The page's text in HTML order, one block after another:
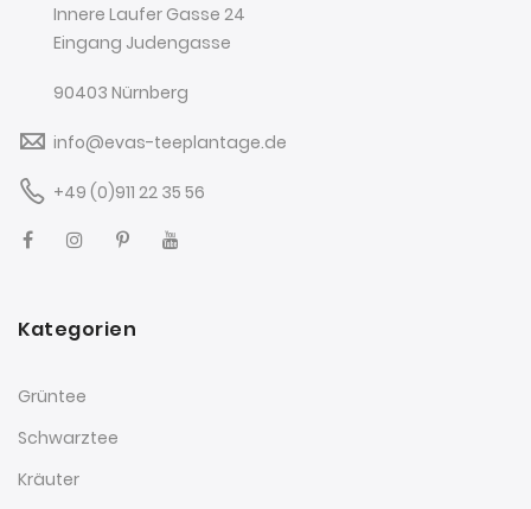
Innere Laufer Gasse 24
Eingang Judengasse
90403 Nürnberg
info@evas-teeplantage.de
+49 (0)911 22 35 56
Kategorien
Grüntee
Schwarztee
Kräuter